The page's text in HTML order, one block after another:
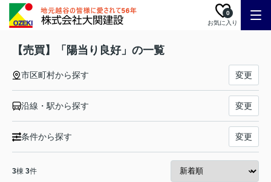
お気に入り
0
【売買】「陽当り良好」の一覧
市区町村から探す 変更
沿線・駅から探す 変更
条件から探す 変更
3棟 3件